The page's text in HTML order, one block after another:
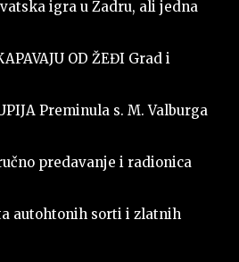
igra u Zadru, ali jedna
OD ŽEĐI Grad i
Preminula s. M. Valburga
predavanje i radionica
autohtonih sorti i zlatnih